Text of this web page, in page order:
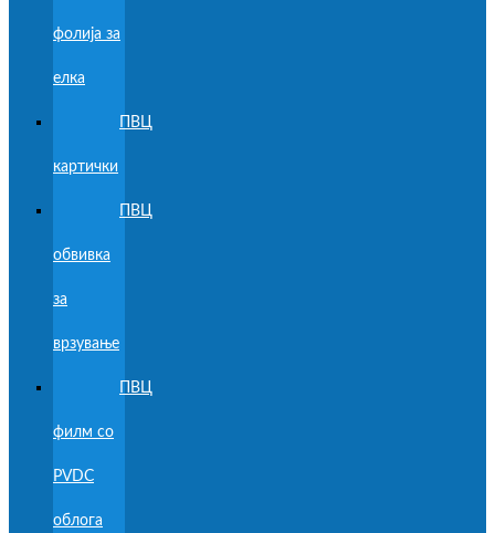
фолија за
елка
ПВЦ
картички
ПВЦ
обвивка
за
врзување
ПВЦ
филм со
PVDC
облога